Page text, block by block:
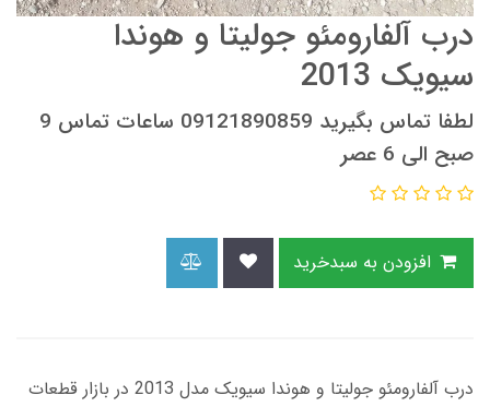
درب آلفارومئو جولیتا و هوندا
سیویک 2013
لطفا تماس بگیرید 09121890859 ساعات تماس 9
صبح الی 6 عصر
درب آلفارومئو جولیتا و هوندا سیویک مدل 2013 در بازار قطعات